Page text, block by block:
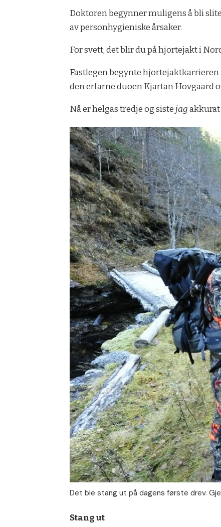
Doktoren begynner muligens å bli
av personhygieniske årsaker.
For svett, det blir du på hjortejakt i
Fastlegen begynte
den erfarne duoen Kjartan Hovgaard
Nå er helgas tredje og siste jagakkurat
Det ble stang ut på dagens første drev.
Stang ut